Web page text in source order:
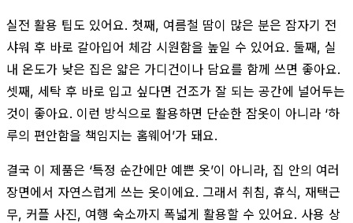
실전 활용 팁도 있어요. 첫째, 여름철 땀이 많은 분은 잠자기 전
샤워 후 바로 갈아입어 체감 시원함을 높일 수 있어요. 둘째, 실
내 온도가 낮은 집은 얇은 가디건이나 담요를 함께 쓰면 좋아요.
셋째, 세탁 후 바로 입고 싶다면 건조가 잘 되는 공간에 널어두는
것이 좋아요. 이런 방식으로 활용하면 단순한 잠옷이 아니라 ‘하
루의 편안함을 책임지는 홈웨어’가 돼요.
결국 이 제품은 ‘특정 순간에만 예쁜 옷’이 아니라, 집 안의 여러
장면에서 자연스럽게 쓰는 옷이에요. 그래서 취침, 휴식, 재택근
무, 커플 사진, 여행 숙소까지 폭넓게 활용할 수 있어요. 사용 상